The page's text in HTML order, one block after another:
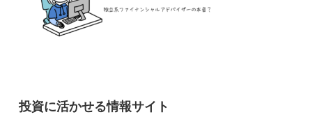
投資に活かせる情報サイト